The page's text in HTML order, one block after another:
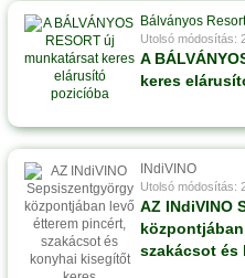
Bálványos Resort
Utolsó módosítás:
A
keres
INdiVINO
Utolsó módosítás:
AZ INdiVINO
szakácsot és